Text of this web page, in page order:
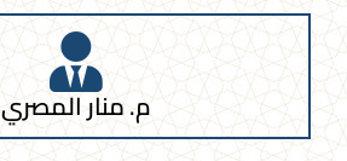
م. منار المصري